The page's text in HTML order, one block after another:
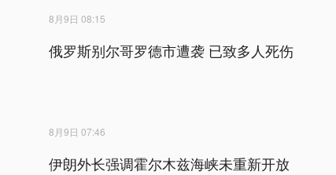
8月9日 08:15
俄罗斯别尔哥罗德市遭袭 已致多人死伤
8月9日 07:46
伊朗外长强调霍尔木兹海峡未重新开放